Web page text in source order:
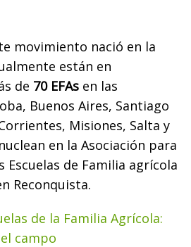
movimiento nació en la
están en
de 70 EFAs en las
Buenos Aires, Santiago
Misiones, Salta y
en la Asociación para
Escuelas de Familia agrícola
Reconquista.
de la Familia Agrícola:
campo